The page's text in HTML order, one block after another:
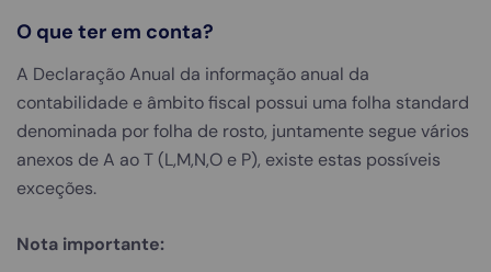
O que ter em conta?
A Declaração Anual da informação anual da
contabilidade e âmbito fiscal possui uma folha standard
denominada por folha de rosto, juntamente segue vários
anexos de A ao T (L,M,N,O e P), existe estas possíveis
exceções.
Nota importante: